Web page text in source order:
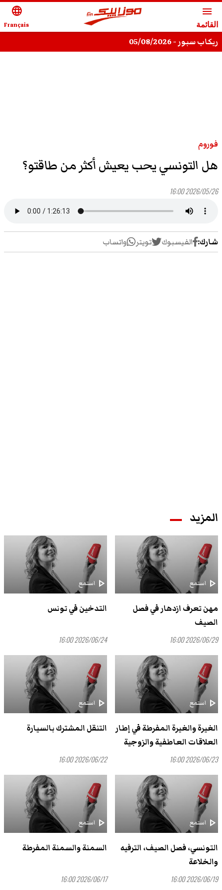
menu
القائمة
language
Français
ريكاب سبور - 05/08/2026
فوروم
هل التونسي يحب يعيش أكثر من طاقتو؟
2026/05/26 16:00
شارك: الفيسبوك تويتر واتساب
المزيد
play_arrow استمع
مهن تعرف ازدهار في فصل
الصيف
2026/06/29 16:00
play_arrow استمع
التدخين في تونس
2026/06/24 16:00
play_arrow استمع
الغيرة والغيرة المفرطة في إطار
العلاقات العاطفية والزوجية
2026/06/23 16:00
play_arrow استمع
التنقل المشترك بالسيارة
2026/06/22 16:00
play_arrow استمع
التونسي، فصل الصيف، الترفيه
والخلاعة
2026/06/19 16:00
play_arrow استمع
السمنة والسمنة المفرطة
2026/06/17 16:00